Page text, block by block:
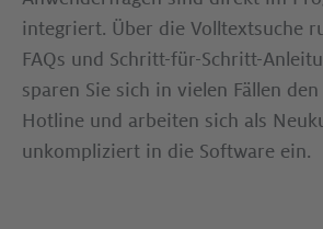
integriert. Über die Volltextsuche
FAQs und Schritt-für-Schritt-
sparen Sie sich in vielen Fällen
Hotline und arbeiten sich als
unkompliziert in die Software ein.